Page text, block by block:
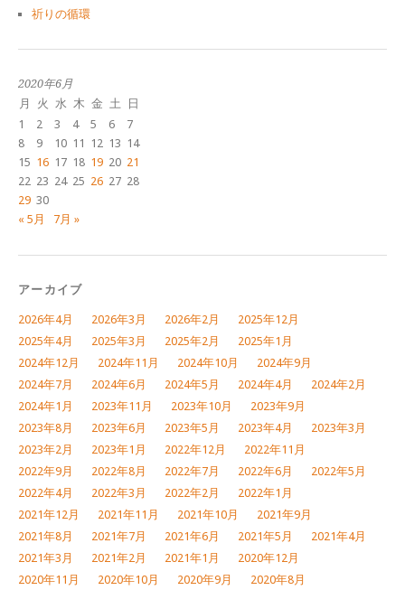
祈りの循環
2020年6月
月
火 水 木 金 土
日
1
2 3 4 5 6
7
8
9 10 11 12 13 14
15 16 17 18 19 20 21
22 23 24 25 26 27 28
29 30
« 5月
7月 »
アーカイブ
2026年4月 2026年3月 2026年2月
2025年12月
2025年4月
2025年3月 2025年2月
2025年1月
2024年12月
2024年11月 2024年10月
2024年9月
2024年7月
2024年6月 2024年5月 2024年4月
2024年2月
2024年1月
2023年11月 2023年10月
2023年9月
2023年8月
2023年6月 2023年5月 2023年4月
2023年3月
2023年2月
2023年1月 2022年12月
2022年11月
2022年9月
2022年8月 2022年7月 2022年6月
2022年5月
2022年4月
2022年3月 2022年2月
2022年1月
2021年12月
2021年11月 2021年10月
2021年9月
2021年8月
2021年7月 2021年6月 2021年5月
2021年4月
2021年3月
2021年2月 2021年1月
2020年12月
2020年11月
2020年10月 2020年9月
2020年8月